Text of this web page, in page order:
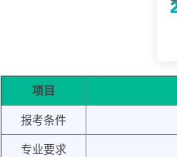
项目
报考条件
专业要求